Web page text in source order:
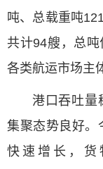
吨、总载重吨
共计94艘，总吨
各类航运市场主
港口吞吐量
集聚态势良好。
快速增长，货